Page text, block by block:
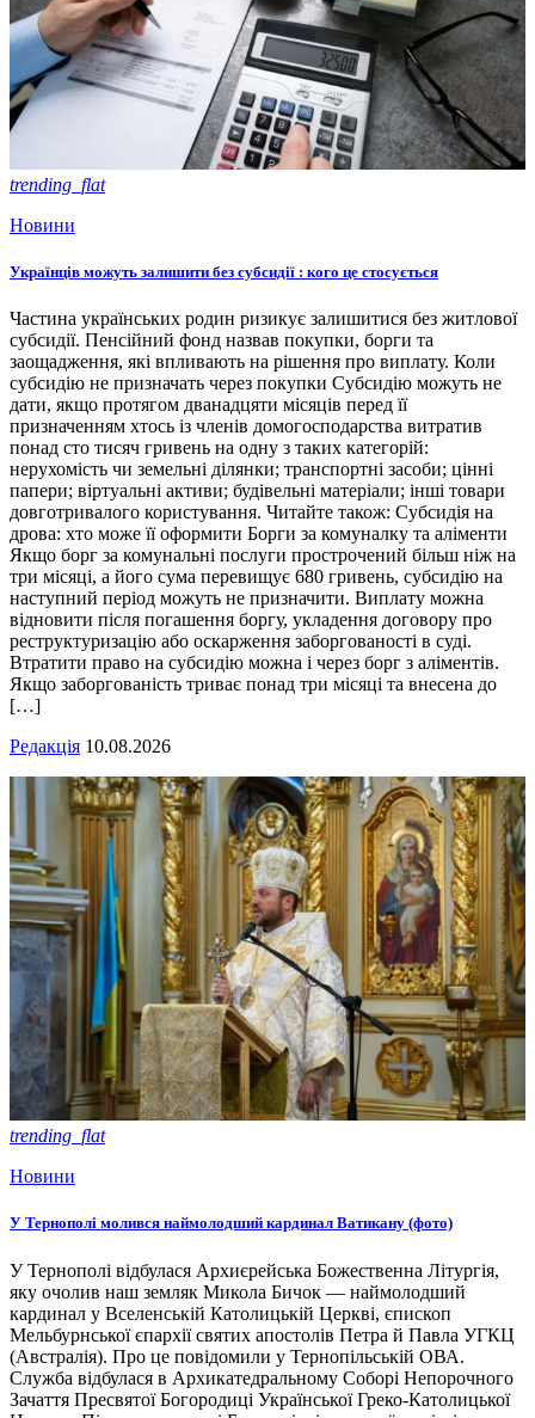
trending_flat
Новини
Українців можуть залишити без субсидії : кого це стосується
Частина українських родин ризикує залишитися без житлової
субсидії. Пенсійний фонд назвав покупки, борги та
заощадження, які впливають на рішення про виплату. Коли
субсидію не призначать через покупки Субсидію можуть не
дати, якщо протягом дванадцяти місяців перед її
призначенням хтось із членів домогосподарства витратив
понад сто тисяч гривень на одну з таких категорій:
нерухомість чи земельні ділянки; транспортні засоби; цінні
папери; віртуальні активи; будівельні матеріали; інші товари
довготривалого користування. Читайте також: Субсидія на
дрова: хто може її оформити Борги за комуналку та аліменти
Якщо борг за комунальні послуги прострочений більш ніж на
три місяці, а його сума перевищує 680 гривень, субсидію на
наступний період можуть не призначити. Виплату можна
відновити після погашення боргу, укладення договору про
реструктуризацію або оскарження заборгованості в суді.
Втратити право на субсидію можна і через борг з аліментів.
Якщо заборгованість триває понад три місяці та внесена до
[…]
Редакція 10.08.2026
trending_flat
Новини
У Тернополі молився наймолодший кардинал Ватикану (фото)
У Тернополі відбулася Архиєрейська Божественна Літургія,
яку очолив наш земляк Микола Бичок — наймолодший
кардинал у Вселенській Католицькій Церкві, єпископ
Мельбурнської єпархії святих апостолів Петра й Павла УГКЦ
(Австралія). Про це повідомили у Тернопільській ОВА.
Служба відбулася в Архикатедральному Соборі Непорочного
Зачаття Пресвятої Богородиці Української Греко-Католицької